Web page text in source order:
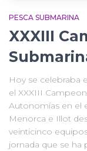
PESCA SUBMARINA
XXXIII
Hoy se celebraba
el XXXIII
Autonomías en el
Menorca e Illot
veinticinco
jornada que se